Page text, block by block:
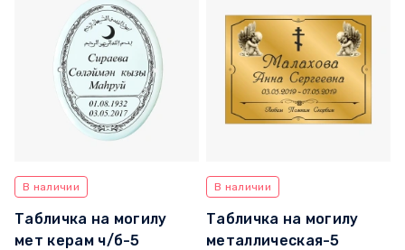
В наличии
Табличка на могилу
мет керам ч/б-5
В наличии
Табличка на могилу
металлическая-5